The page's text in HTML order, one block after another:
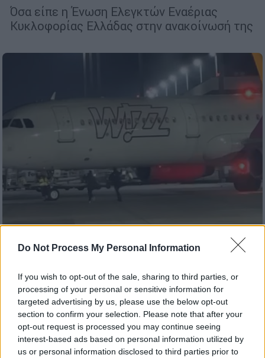
Do Not Process My Personal Information
If you wish to opt-out of the sale, sharing to third parties, or
processing of your personal or sensitive information for
targeted advertising by us, please use the below opt-out
section to confirm your selection. Please note that after your
opt-out request is processed you may continue seeing
interest-based ads based on personal information utilized by
us or personal information disclosed to third parties prior to
Όσα είπε η Ένωση Ελεγκτών Εναέριας
Κυκλοφορίας Ελλάδας στην ανακοίνωσή της
Κόσμος|24.11.2025 21:28
αεροπλάνο στον διάδρομο απογείωσης
επειδή έχασαν την πτήση
Οι γερμανικές Αρχές συνέλαβαν τους δύο
άνδρες, με ποινικές κατηγορίες να τους
έχουν απαγγελθεί